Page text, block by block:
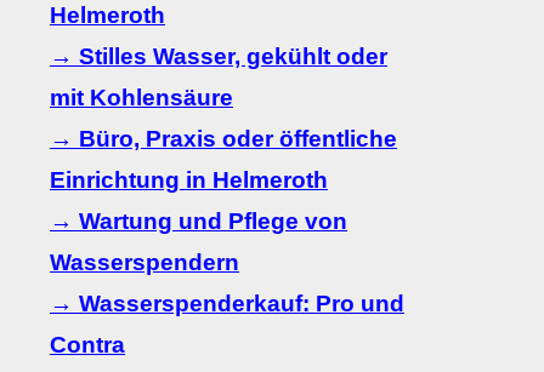
Helmeroth
→ Stilles Wasser, gekühlt oder
mit Kohlensäure
→ Büro, Praxis oder öffentliche
Einrichtung in Helmeroth
→ Wartung und Pflege von
Wasserspendern
→ Wasserspenderkauf: Pro und
Contra